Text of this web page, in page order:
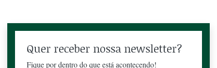
Quer receber nossa newsletter?
Fique por dentro do que está acontecendo!